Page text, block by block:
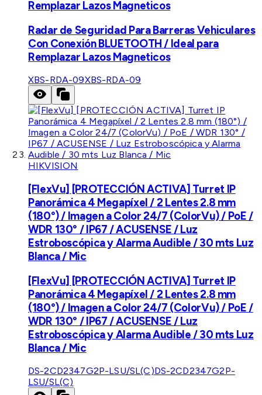
Remplazar Lazos Magneticos
Radar de Seguridad Para Barreras Vehiculares
Con Conexión BLUETOOTH / Ideal para
Remplazar Lazos Magneticos
XBS-RDA-09XBS-RDA-09
HIKVISION
[FlexVu] [PROTECCIÓN ACTIVA] Turret IP
Panorámica 4 Megapíxel / 2 Lentes 2.8 mm
(180°) / Imagen a Color 24/7 (ColorVu) / PoE /
WDR 130° / IP67 / ACUSENSE / Luz
Estroboscópica y Alarma Audible / 30 mts Luz
Blanca / Mic
[FlexVu] [PROTECCIÓN ACTIVA] Turret IP
Panorámica 4 Megapíxel / 2 Lentes 2.8 mm
(180°) / Imagen a Color 24/7 (ColorVu) / PoE /
WDR 130° / IP67 / ACUSENSE / Luz
Estroboscópica y Alarma Audible / 30 mts Luz
Blanca / Mic
DS-2CD2347G2P-LSU/SL(C)DS-2CD2347G2P-
LSU/SL(C)